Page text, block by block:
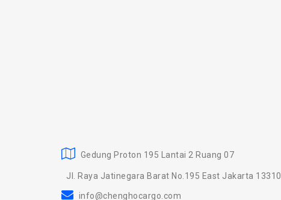
Gedung Proton 195 Lantai 2 Ruang 07
Jl. Raya Jatinegara Barat No.195 East Jakarta 13310
info@chenghocargo.com